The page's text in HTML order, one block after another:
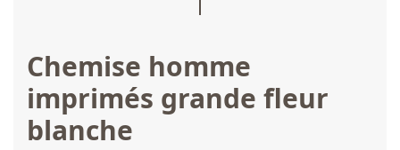
Chemise homme
imprimés grande fleur
blanche